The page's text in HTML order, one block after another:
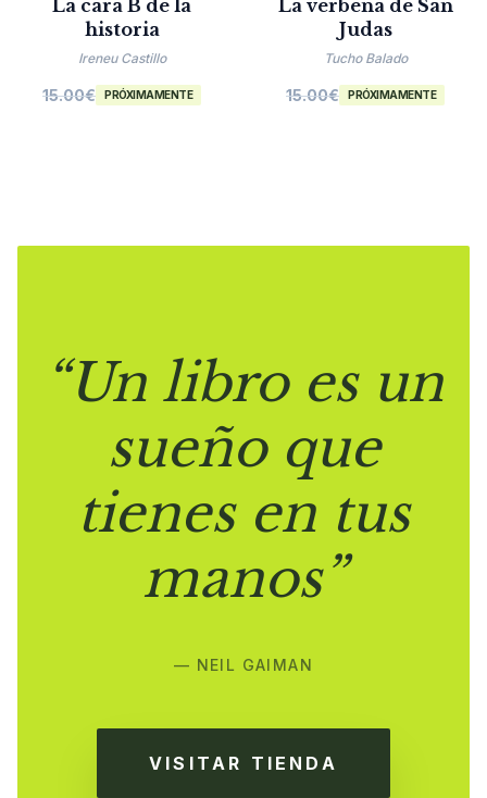
La cara B de la
historia
Ireneu Castillo
15.00€ PRÓXIMAMENTE
La verbena de San
Judas
Tucho Balado
15.00€ PRÓXIMAMENTE
“Un libro es un
sueño que
tienes en tus
manos”
— NEIL GAIMAN
VISITAR TIENDA